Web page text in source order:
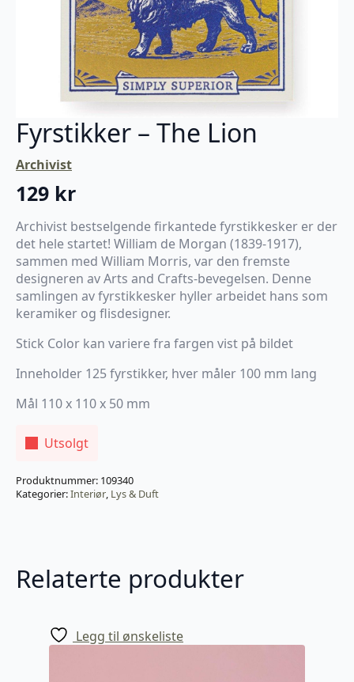
Fyrstikker – The Lion
Archivist
129 kr
Archivist bestselgende firkantede fyrstikkesker er der
det hele startet! William de Morgan (1839-1917),
sammen med William Morris, var den fremste
designeren av Arts and Crafts-bevegelsen. Denne
samlingen av fyrstikkesker hyller arbeidet hans som
keramiker og flisdesigner.
Stick Color kan variere fra fargen vist på bildet
Inneholder 125 fyrstikker, hver måler 100 mm lang
Mål 110 x 110 x 50 mm
Utsolgt
Produktnummer: 109340
Kategorier:Interiør, Lys & Duft
Relaterte produkter
Legg til ønskeliste